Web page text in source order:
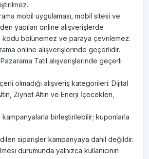
mobil uygulaması, mobil sitesi ve
yapılan online alışverişlerde
kodu bölünemez ve paraya çevrilemez.
online alışverişlerinde geçerlidir.
Tatil alışverişlerinde geçerli
olmadığı alışveriş kategorileri: Dijital
Ziynet Altın ve Enerji İçecekleri,
birleştirilebilir; kuponlarla
siparişler kampanyaya dahil değildir.
durumunda yalnızca kullanıcının